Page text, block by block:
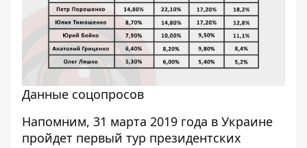
Данные соцопросов
Напомним, 31 марта 2019 года в Украине
пройдет первый тур президентских